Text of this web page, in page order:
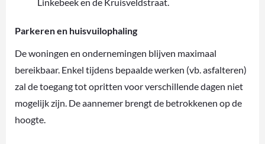
Parkeren en huisvuilophaling
De woningen en ondernemingen blijven maximaal
bereikbaar. Enkel tijdens bepaalde werken (vb. asfalteren)
zal de toegang tot opritten voor verschillende dagen niet
mogelijk zijn. De aannemer brengt de betrokkenen op de
hoogte.